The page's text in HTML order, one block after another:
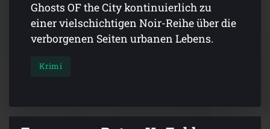
Ghosts OF the City kontinuierlich zu
einer vielschichtigen Noir-Reihe über die
verborgenen Seiten urbanen Lebens.
Krimi